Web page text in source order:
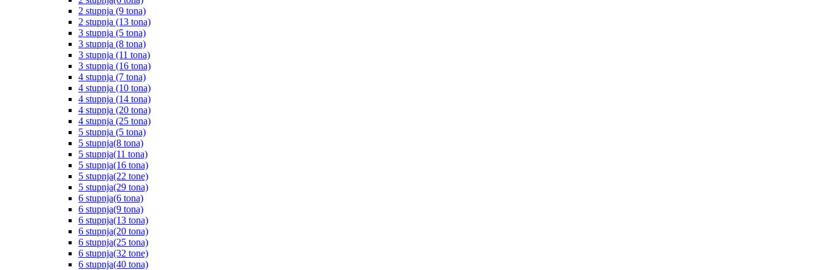
2 stupnja (9 tona)
2 stupnja (13 tona)
3 stupnja (5 tona)
3 stupnja (8 tona)
3 stupnja (11 tona)
3 stupnja (16 tona)
4 stupnja (7 tona)
4 stupnja (10 tona)
4 stupnja (14 tona)
4 stupnja (20 tona)
4 stupnja (25 tona)
5 stupnja (5 tona)
5 stupnja(8 tona)
5 stupnja(11 tona)
5 stupnja(16 tona)
5 stupnja(22 tone)
5 stupnja(29 tona)
6 stupnja(6 tona)
6 stupnja(9 tona)
6 stupnja(13 tona)
6 stupnja(20 tona)
6 stupnja(25 tona)
6 stupnja(32 tone)
6 stupnja(40 tona)